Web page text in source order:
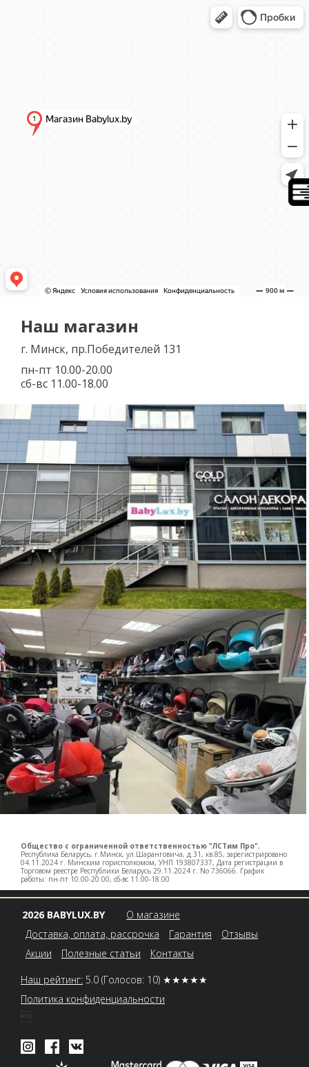
Наш магазин
г. Минск, пр.Победителей 131
пн-пт 10.00-20.00
сб-вс 11.00-18.00
Общество с ограниченной ответственностью "ЛСТим Про",
Республика Беларусь, г.Минск, ул.Шаранговича, д.31, кв.85, зарегистрировано
04.11.2024 г. Минским горисполкомом, УНП 193807337, Дата регистрации в
Торговом реестре Республики Беларусь 29.11.2024 г. No 736066. График
работы: пн-пт 10.00-20.00, сб-вс 11.00-18.00
2026 BABYLUX.BY
О магазине
Доставка, оплата, рассрочка
Гарантия
Отзывы
Акции
Полезные статьи
Контакты
Наш рейтинг: 5.0 (Голосов: 10) ★★★★★
Политика конфиденциальности
